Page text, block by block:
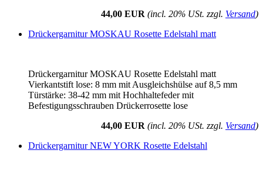
44,00 EUR (incl. 20% USt. zzgl. Versand)
Drückergarnitur MOSKAU Rosette Edelstahl matt
Drückergarnitur MOSKAU Rosette Edelstahl matt
Vierkantstift lose: 8 mm mit Ausgleichshülse auf 8,5 mm
Türstärke: 38-42 mm mit Hochhaltefeder mit
Befestigungsschrauben Drückerrosette lose
44,00 EUR (incl. 20% USt. zzgl. Versand)
Drückergarnitur NEW YORK Rosette Edelstahl